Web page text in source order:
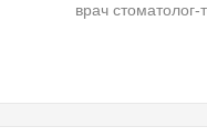
врач стоматолог-